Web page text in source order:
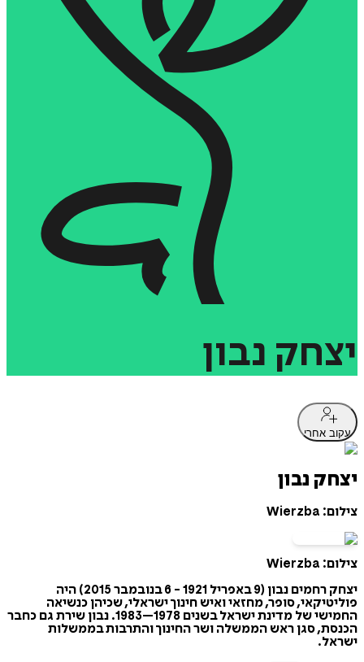
יצחק נבון
עקוב אחרי
יצחק נבון
צילום: Wierzba
צילום: Wierzba
יצחק רחמים נבון (9 באפריל 1921 - 6 בנובמבר 2015) היה
פוליטיקאי, סופר, מחזאי ואיש חינוך ישראלי, שכיהן כנשיאה
החמישי של מדינת ישראל בשנים 1978–1983. נבון שירת גם כחבר
הכנסת, סגן ראש הממשלה ושר החינוך והתרבות בממשלות
ישראל.